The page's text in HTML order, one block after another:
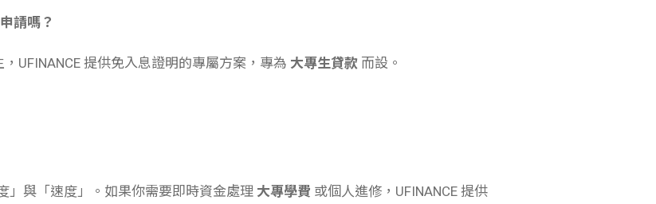
請嗎？
UFINANCE 提供免入息證明的專屬方案，專為 大專生貸款而設。
」與「速度」。如果你需要即時資金處理 大專學費 或個人進修，UFINANCE 提供